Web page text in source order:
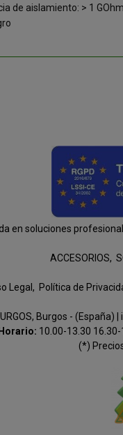
de aislamiento: > 1 GOhm
en soluciones
ACCESORIOS
Legal Política de
Burgos - (España)
Horario: 10.00-13.30 16.30-
(*)